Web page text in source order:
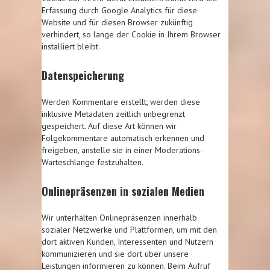
Erfassung durch Google Analytics für diese
Website und für diesen Browser zukünftig
verhindert, so lange der Cookie in Ihrem Browser
installiert bleibt.
Datenspeicherung
Werden Kommentare erstellt, werden diese
inklusive Metadaten zeitlich unbegrenzt
gespeichert. Auf diese Art können wir
Folgekommentare automatisch erkennen und
freigeben, anstelle sie in einer Moderations-
Warteschlange festzuhalten.
Onlinepräsenzen in sozialen Medien
Wir unterhalten Onlinepräsenzen innerhalb
sozialer Netzwerke und Plattformen, um mit den
dort aktiven Kunden, Interessenten und Nutzern
kommunizieren und sie dort über unsere
Leistungen informieren zu können. Beim Aufruf